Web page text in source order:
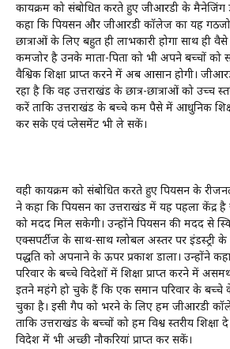
कार्यक्रम को संबोधित करते हुए जीआरडी के मैनेजिंग
कहा कि पियर्सन और जीआरडी कॉलेज का यह
छात्राओं के लिए बहुत ही लाभकारी होगा साथ ही
कमजोर है उनके माता-पिता को भी अपने बच्चों को
वैश्विक शिक्षा प्राप्त करने में अब आसान होगी।
रहा है कि वह उत्तराखंड के छात्र-छात्राओं को उच्च
करें ताकि उत्तराखंड के बच्चे कम पैसे में आधुनिक
कर सके एवं प्लेसमेंट भी ले सकें।
वही कार्यक्रम को संबोधित करते हुए पियर्सन के
ने कहा कि पियर्सन का उत्तराखंड में यह पहला केंद्र
को मदद मिल सकेगी। उन्होंने पियर्सन की मदद से
एक्सपर्टीज के साथ-साथ ग्लोबल अस्तर पर इंडस्ट्री के
पद्धति को अपनाने के ऊपर प्रकाश डाला। उन्होंने
परिवार के बच्चे विदेशों में शिक्षा प्राप्त करने में
इतने महंगे हो चुके हैं कि एक समान परिवार के
चुका है। इसी गैप को भरने के लिए हम जीआरडी
ताकि उत्तराखंड के बच्चों को हम विश्व स्तरीय
विदेश में भी अच्छी नौकरियां प्राप्त कर सकें।